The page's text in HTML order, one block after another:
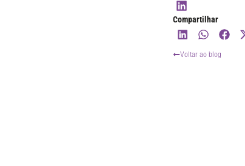
Compartilhar
Voltar ao blog